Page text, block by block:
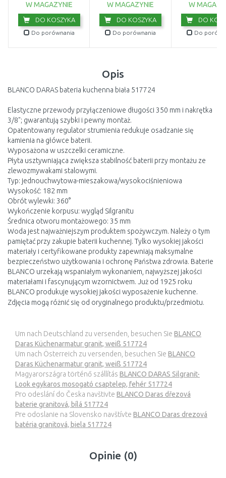
W MAGAZYNIE
DO KOSZYKA
Do porównania
W MAGAZYNIE
DO KOSZYKA
Do porównania
W
DO
Do
Opis
BLANCO DARAS bateria kuchenna biała 517724
Elastyczne przewody przyłączeniowe długości 350 mm i nakrętka
3/8"; gwarantują szybki i pewny montaż.
Opatentowany regulator strumienia redukuje osadzanie się
kamienia na główce baterii.
Wyposażona w uszczelki ceramiczne.
Płyta usztywniająca zwiększa stabilność baterii przy montażu ze
zlewozmywakami stalowymi.
Typ: jednouchwytowa-mieszakowa/wysokociśnieniowa
Wysokość: 182 mm
Obrót wylewki: 360°
Wykończenie korpusu: wygląd Silgranitu
Średnica otworu montażowego: 35 mm
Woda jest najważniejszym produktem spożywczym. Należy o tym
pamiętać przy zakupie baterii kuchennej. Tylko wysokiej jakości
materiały i certyfikowane produkty zapewniają maksymalne
bezpieczeństwo użytkowania i ochronę Państwa zdrowia. Baterie
BLANCO urzekają wspaniałym wykonaniem, najwyższej jakości
materiałami i fascynującym wzornictwem. Już od 1925 roku
BLANCO produkuje wysokiej jakości wyposażenie kuchenne.
Zdjęcia mogą różnić się od oryginalnego produktu/przedmiotu.
Um nach Deutschland zu versenden, besuchen Sie BLANCO
Daras Küchenarmatur granit, weiß 517724
Um nach Österreich zu versenden, besuchen Sie BLANCO
Daras Küchenarmatur granit, weiß 517724
Magyarországra történő szállítás BLANCO DARAS Silgranit-
Look egykaros mosogató csaptelep, fehér 517724
Pro odeslání do Česka navštivte BLANCO Daras dřezová
baterie granitová, bílá 517724
Pre odoslanie na Slovensko navštívte BLANCO Daras drezová
batéria granitová, biela 517724
Opinie (0)